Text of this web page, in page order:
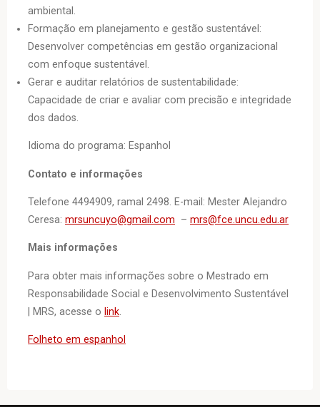
ambiental.
Formação em planejamento e gestão sustentável:
Desenvolver competências em gestão organizacional
com enfoque sustentável.
Gerar e auditar relatórios de sustentabilidade:
Capacidade de criar e avaliar com precisão e integridade
dos dados.
Idioma do programa: Espanhol
Contato e informações
Telefone 4494909, ramal 2498. E-mail: Mester Alejandro
Ceresa: mrsuncuyo@gmail.com – mrs@fce.uncu.edu.ar
Mais informações
Para obter mais informações sobre o Mestrado em
Responsabilidade Social e Desenvolvimento Sustentável
| MRS, acesse o link.
Folheto em espanhol